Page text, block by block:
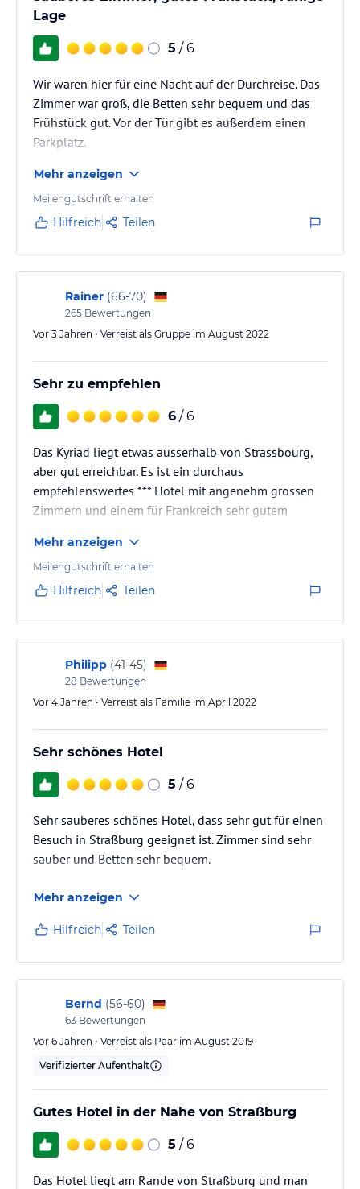
Hinweis:
Angaben ohne Gewähr. Bitte lies vor der Buchung die
verbindlichen Angebotsdetailsdes jeweiligen Veranstalters.
Lage
5 / 6
Wir waren hier für eine Nacht auf der Durchreise. Das
Zimmer war groß, die Betten sehr bequem und das
Frühstück gut. Vor der Tür gibt es außerdem einen
Parkplatz.
Mehr anzeigen
Meilengutschrift erhalten
Hilfreich Teilen
Rainer (66-70)
265 Bewertungen
Vor 3 Jahren • Verreist als Gruppe im August 2022
Sehr zu empfehlen
6 / 6
Das Kyriad liegt etwas ausserhalb von Strassbourg,
aber gut erreichbar. Es ist ein durchaus
empfehlenswertes *** Hotel mit angenehm grossen
Zimmern und einem für Frankreich sehr gutem
Mehr anzeigen
Meilengutschrift erhalten
Hilfreich Teilen
Philipp (41-45)
28 Bewertungen
Vor 4 Jahren • Verreist als Familie im April 2022
Sehr schönes Hotel
5 / 6
Sehr sauberes schönes Hotel, dass sehr gut für einen
Besuch in Straßburg geeignet ist. Zimmer sind sehr
sauber und Betten sehr bequem.
Mehr anzeigen
Hilfreich Teilen
Bernd (56-60)
63 Bewertungen
Vor 6 Jahren • Verreist als Paar im August 2019
Verifizierter Aufenthalt
Gutes Hotel in der Nahe von Straßburg
5 / 6
Das Hotel liegt am Rande von Straßburg und man